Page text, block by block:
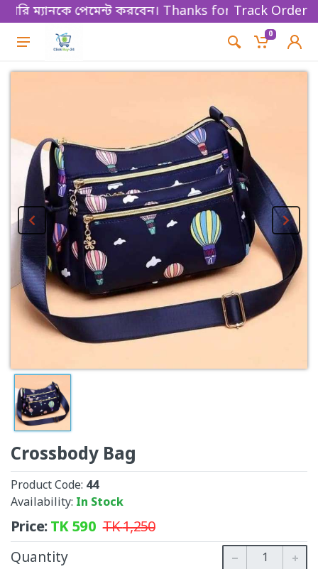
ম্যানকে পেমেন্ট করবেন। Thanks for shopping!Track Order
0
Crossbody Bag
Product Code: 44
Availability: In Stock
Price:TK590 TK1,250
Quantity